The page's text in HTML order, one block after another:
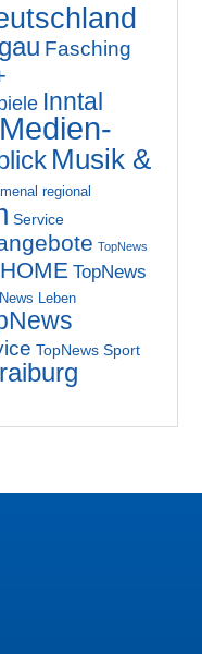
Fasching
Inntal
Medien-
Musik &
regional
Service
TopNews
TopNews
Leben
TopNews Sport